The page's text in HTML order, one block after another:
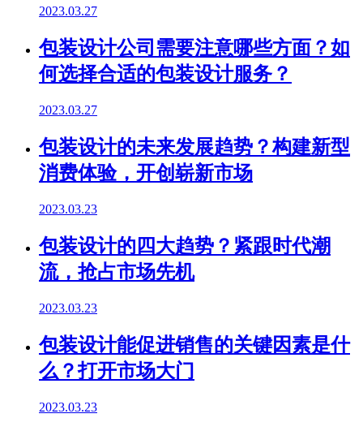
2023.03.27
包装设计公司需要注意哪些方面？如
何选择合适的包装设计服务？
2023.03.27
包装设计的未来发展趋势？构建新型
消费体验，开创崭新市场
2023.03.23
包装设计的四大趋势？紧跟时代潮
流，抢占市场先机
2023.03.23
包装设计能促进销售的关键因素是什
么？打开市场大门
2023.03.23